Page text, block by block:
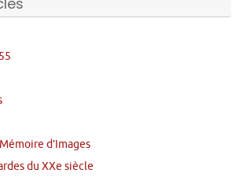
d’Images
du XXe siècle